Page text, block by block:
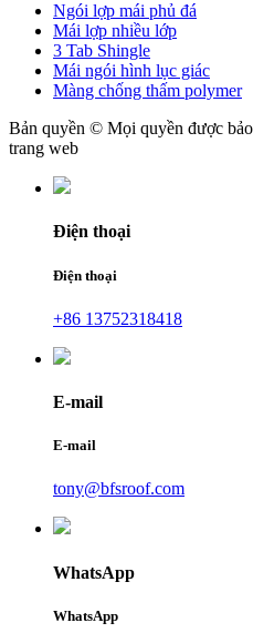
Ngói lợp mái phủ đá
Mái lợp nhiều lớp
3 Tab Shingle
Mái ngói hình lục giác
Màng chống thấm polymer
Bản quyền © Mọi quyền được
trang web
Điện thoại
Điện thoại
+86 13752318418
E-mail
E-mail
tony@bfsroof.com
WhatsApp
WhatsApp